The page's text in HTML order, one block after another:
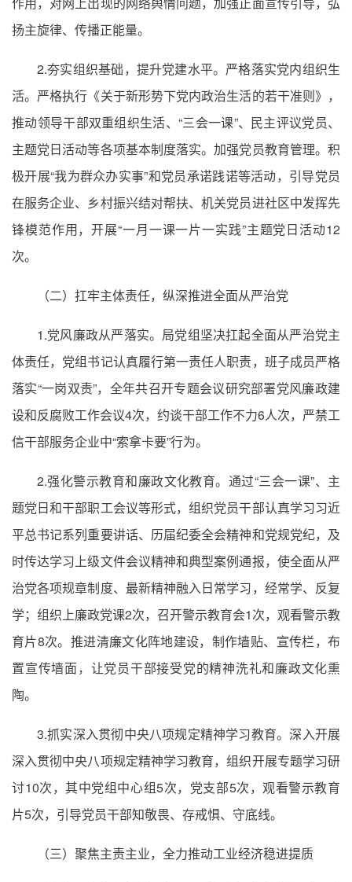
扬主旋律、传播正能量。
2.夯实组织基础，提升党建水平。严格落实党内组织生
活。严格执行《关于新形势下党内政治生活的若干准则》，
推动领导干部双重组织生活、“三会一课”、民主评议党员、
主题党日活动等各项基本制度落实。加强党员教育管理。积
极开展“我为群众办实事”和党员承诺践诺等活动，引导党员
在服务企业、乡村振兴结对帮扶、机关党员进社区中发挥先
锋模范作用，开展“一月一课一片一实践”主题党日活动12
次。
（二）扛牢主体责任，纵深推进全面从严治党
1.党风廉政从严落实。局党组坚决扛起全面从严治党主
体责任，党组书记认真履行第一责任人职责，班子成员严格
落实“一岗双责”，全年共召开专题会议研究部署党风廉政建
设和反腐败工作会议4次，约谈干部工作不力6人次，严禁工
信干部服务企业中“索拿卡要”行为。
2.强化警示教育和廉政文化教育。通过“三会一课”、主
题党日和干部职工会议等形式，组织党员干部认真学习习近
平总书记系列重要讲话、历届纪委全会精神和党规党纪，及
时传达学习上级文件会议精神和典型案例通报，使全面从严
治党各项规章制度、最新精神融入日常学习，经常学、反复
学；组织上廉政党课2次，召开警示教育会1次，观看警示教
育片8次。推进清廉文化阵地建设，制作墙贴、宣传栏，布
置宣传墙面，让党员干部接受党的精神洗礼和廉政文化熏
陶。
3.抓实深入贯彻中央八项规定精神学习教育。深入开展
深入贯彻中央八项规定精神学习教育，组织开展专题学习研
讨10次，其中党组中心组5次，党支部5次，观看警示教育
片5次，引导党员干部知敬畏、存戒惧、守底线。
（三）聚焦主责主业，全力推动工业经济稳进提质